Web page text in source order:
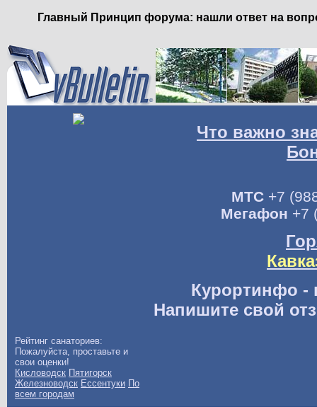
Главный Принцип форума: нашли ответ на
Что важно
МТС+7
Мегафон +7
Курортинфо -
Напишите свой
Рейтинг санаториев:
Пожалуйста, проставьте и
свои оценки!
Кисловодск Пятигорск
Железноводск Ессентуки По
всем городам